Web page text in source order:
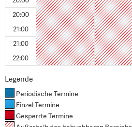
20:00
-
21:00
21:00
-
22:00
Legende
Periodische Termine
Einzel-Termine
Gesperrte Termine